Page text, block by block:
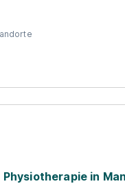
in